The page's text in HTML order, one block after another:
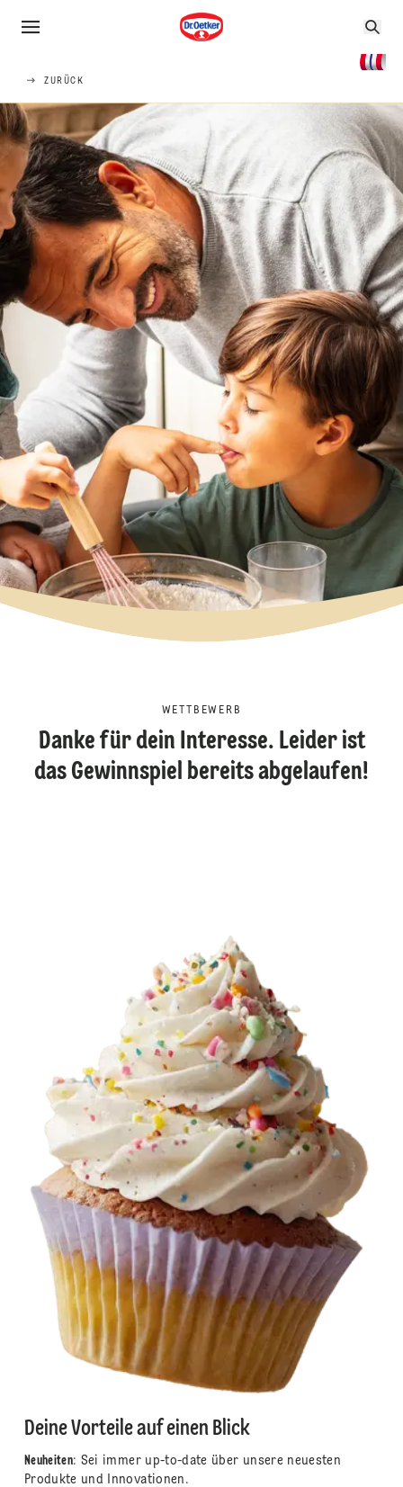
ZURÜCK
WETTBEWERB
Danke für dein Interesse. Leider ist
das Gewinnspiel bereits abgelaufen!
Deine Vorteile auf einen Blick
Neuheiten: Sei immer up-to-date über unsere neuesten
Produkte und Innovationen.